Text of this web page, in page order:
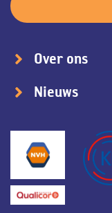
Over ons
Nieuws